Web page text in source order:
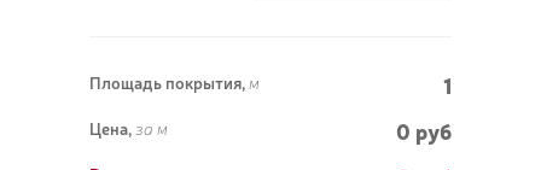
Площадь покрытия, м 1
Цена, за м 0 руб